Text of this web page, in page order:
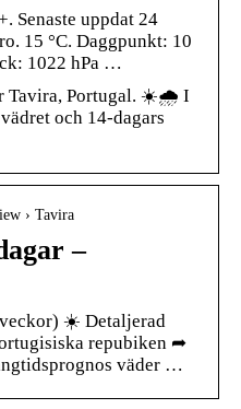
Senaste uppdat 24
15 °C. Daggpunkt: 10
1022 hPa …
Tavira, Portugal. ☀️🌧️ I
och 14-dagars
› Tavira
–
☀️ Detaljerad
repubiken ➦
väder …